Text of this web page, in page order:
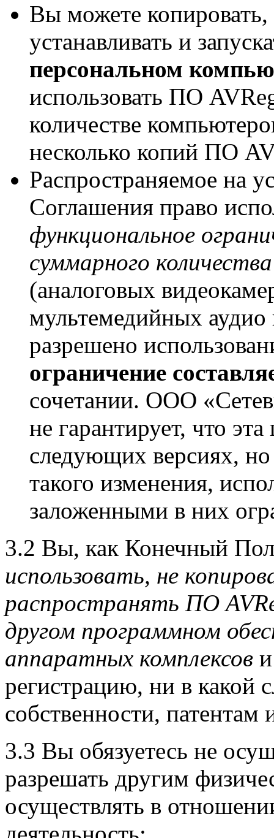
Вы можете
устанавливать и
персональном
использовать ПО
количестве
несколько копий ПО
Распространяемое на
Соглашения право
функциональное
суммарного
(аналоговых
мультемедийных
разрешено
ограничение
сочетании. ООО
не гарантирует, что
следующих версиях,
такого изменения,
заложенными в них
3.2 Вы, как Конечный
использовать, не
распространять ПО
другом программном
аппаратных комплексов
регистрацию, ни в какой
собственности, патентам
3.3 Вы обязуетесь не
разрешать другим
осуществлять в